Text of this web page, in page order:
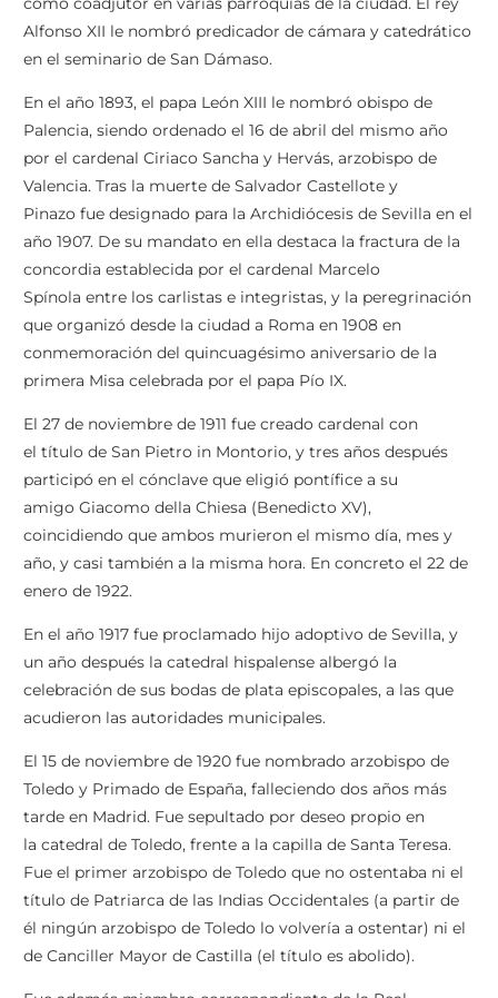
Alfonso XII le nombró predicador de cámara y catedrático
en el seminario de San Dámaso.
En el año 1893, el papa León XIII le nombró obispo de
Palencia, siendo ordenado el 16 de abril del mismo año
por el cardenal Ciriaco Sancha y Hervás, arzobispo de
Valencia. Tras la muerte de Salvador Castellote y
Pinazo fue designado para la Archidiócesis de Sevilla en el
año 1907. De su mandato en ella destaca la fractura de la
concordia establecida por el cardenal Marcelo
Spínola entre los carlistas e integristas, y la peregrinación
que organizó desde la ciudad a Roma en 1908 en
conmemoración del quincuagésimo aniversario de la
primera Misa celebrada por el papa Pío IX.
El 27 de noviembre de 1911 fue creado cardenal con
el título de San Pietro in Montorio, y tres años después
participó en el cónclave que eligió pontífice a su
amigo Giacomo della Chiesa (Benedicto XV),
coincidiendo que ambos murieron el mismo día, mes y
año, y casi también a la misma hora. En concreto el 22 de
enero de 1922.
En el año 1917 fue proclamado hijo adoptivo de Sevilla, y
un año después la catedral hispalense albergó la
celebración de sus bodas de plata episcopales, a las que
acudieron las autoridades municipales.
El 15 de noviembre de 1920 fue nombrado arzobispo de
Toledo y Primado de España, falleciendo dos años más
tarde en Madrid. Fue sepultado por deseo propio en
la catedral de Toledo, frente a la capilla de Santa Teresa.
Fue el primer arzobispo de Toledo que no ostentaba ni el
título de Patriarca de las Indias Occidentales (a partir de
él ningún arzobispo de Toledo lo volvería a ostentar) ni el
de Canciller Mayor de Castilla (el título es abolido).